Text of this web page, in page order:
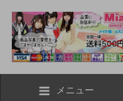
メニュー